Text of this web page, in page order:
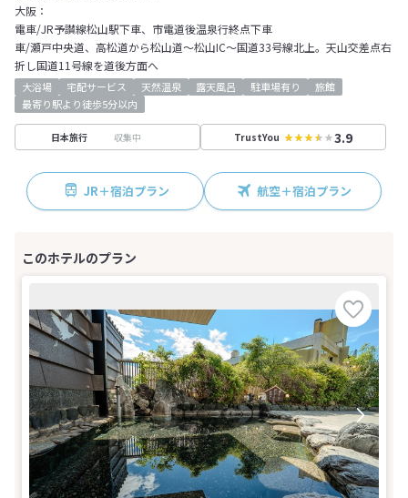
大阪：
電車/JR予讃線松山駅下車、市電道後温泉行終点下車
車/瀬戸中央道、高松道から松山道～松山IC～国道33号線北上。天山交差点右
折し国道11号線を道後方面へ
大浴場 宅配サービス 天然温泉 露天風呂 駐車場有り
旅館
最寄り駅より徒歩5分以内
日本旅行 収集中 TrustYou 3.9
JR＋宿泊プラン 航空＋宿泊プラン